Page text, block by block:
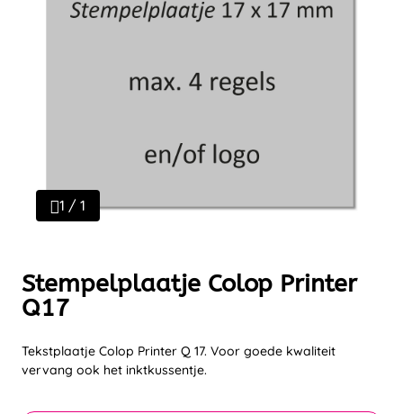
1 / 1
Stempelplaatje Colop Printer
Q17
Tekstplaatje Colop Printer Q 17. Voor goede kwaliteit
vervang ook het inktkussentje.